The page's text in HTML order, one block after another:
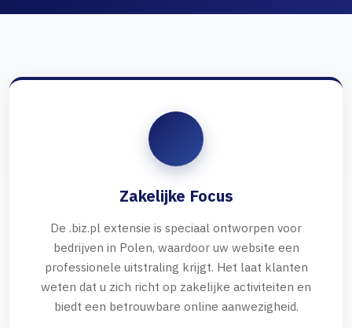
Zakelijke Focus
De .biz.pl extensie is speciaal ontworpen voor
bedrijven in Polen, waardoor uw website een
professionele uitstraling krijgt. Het laat klanten
weten dat u zich richt op zakelijke activiteiten en
biedt een betrouwbare online aanwezigheid.